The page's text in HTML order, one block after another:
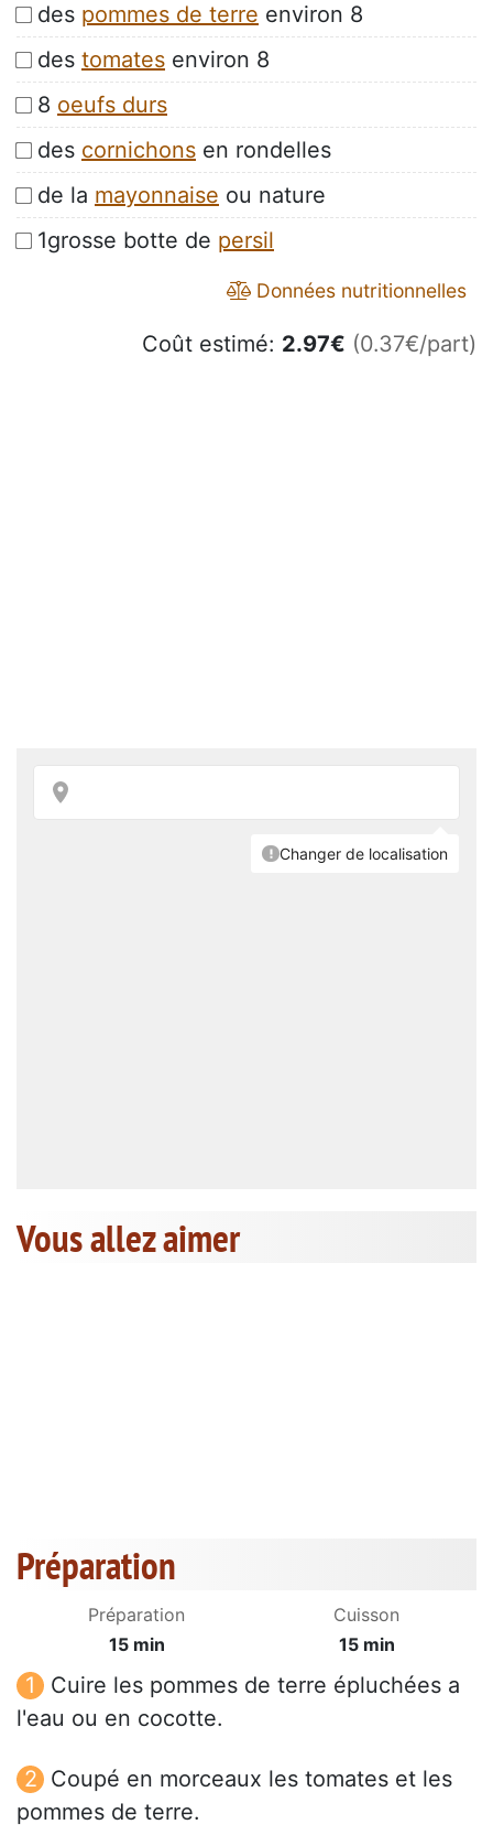
des pommes de terre environ 8
des tomates environ 8
8 oeufs durs
des cornichons en rondelles
de la mayonnaise ou nature
1grosse botte de persil
Données nutritionnelles
Coût estimé: 2.97€ (0.37€/part)
Vous allez aimer
Préparation
Préparation
15 min
Cuisson
15 min
Cuire les pommes de terre épluchées a
l'eau ou en cocotte.
Coupé en morceaux les tomates et les
pommes de terre.